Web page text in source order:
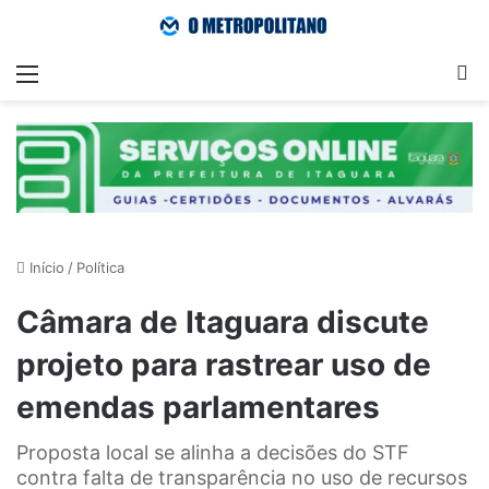
Menu
Início / Política
Câmara de Itaguara discute
projeto para rastrear uso de
emendas parlamentares
Proposta local se alinha a decisões do STF
contra falta de transparência no uso de recursos